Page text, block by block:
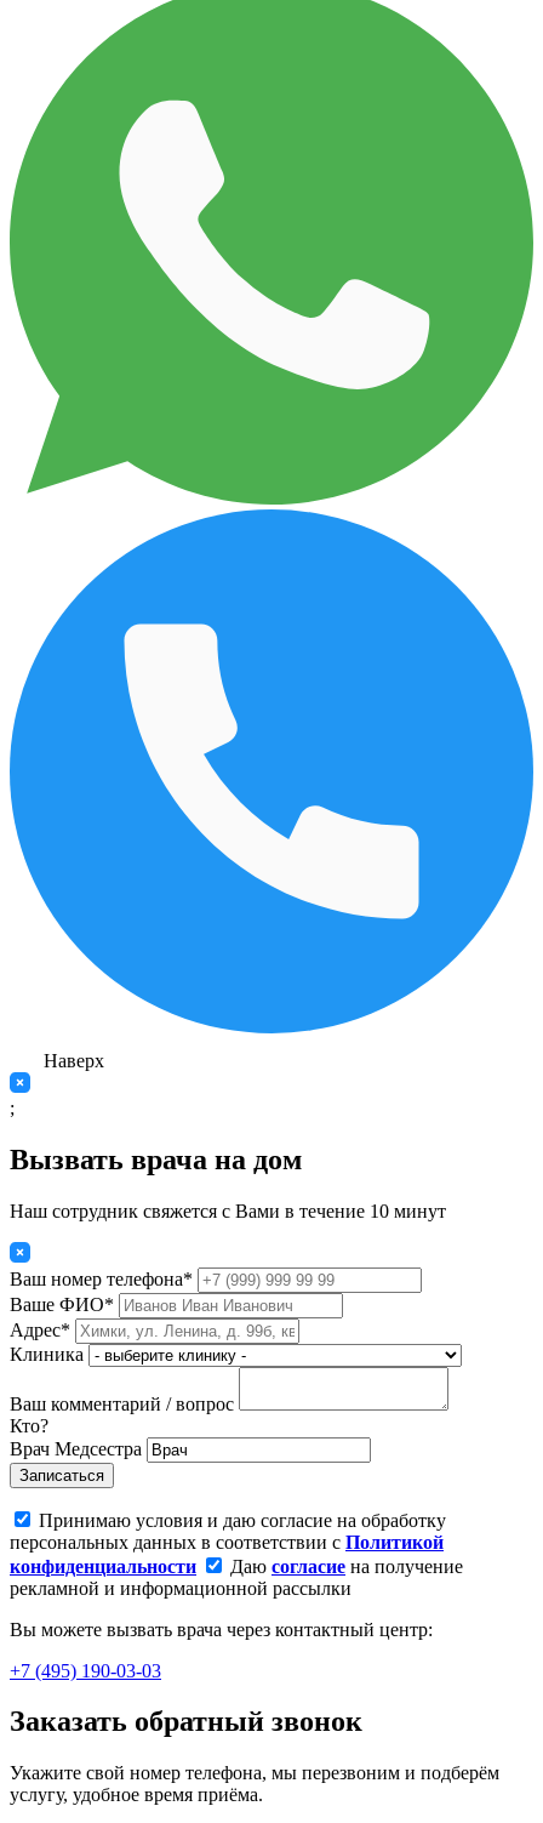
Наверх
;
Вызвать врача на дом
Наш сотрудник свяжется с Вами в течение 10 минут
Ваш номер телефона*
Ваше ФИО*
Адрес*
Клиника
Ваш комментарий / вопрос
Кто?
Врач Медсестра
Записаться
Принимаю условия и даю согласие на обработку
персональных данных в соответствии с Политикой
конфиденциальности
Даю согласие на получение
рекламной и информационной рассылки
Вы можете вызвать врача через контактный центр:
+7 (495) 190-03-03
Заказать обратный звонок
Укажите свой номер телефона, мы перезвоним и подберём
услугу, удобное время приёма.